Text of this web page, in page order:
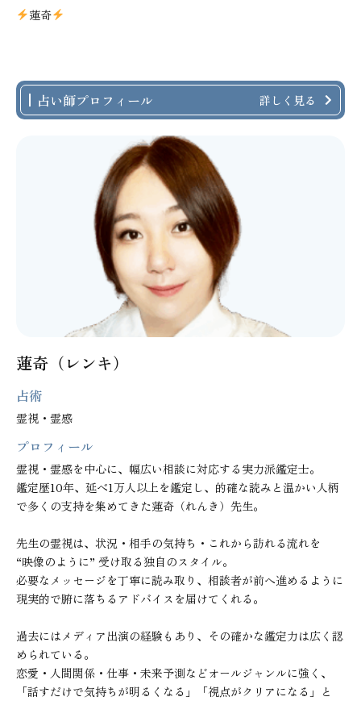
蓮奇
占い師プロフィール 詳しく見る
蓮奇（レンキ）
占術
霊視・霊感
プロフィール
霊視・霊感を中心に、幅広い相談に対応する実力派鑑定士。
鑑定歴10年、延べ1万人以上を鑑定し、的確な読みと温かい人柄
で多くの支持を集めてきた蓮奇（れんき）先生。
先生の霊視は、状況・相手の気持ち・これから訪れる流れを
“映像のように” 受け取る独自のスタイル。
必要なメッセージを丁寧に読み取り、相談者が前へ進めるように
現実的で腑に落ちるアドバイスを届けてくれる。
過去にはメディア出演の経験もあり、その確かな鑑定力は広く認
められている。
恋愛・人間関係・仕事・未来予測などオールジャンルに強く、
「話すだけで気持ちが明るくなる」「視点がクリアになる」と